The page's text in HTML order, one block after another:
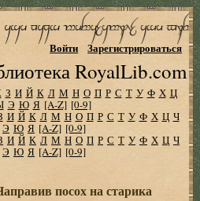
RoyalLib.com
Войти Зарегистрироваться
З И Й К Л М Н О П Р С Т У Ф Х Ц
Э Ю Я [A-Z] [0-9]
И Й К Л М Н О П Р С Т У Ф Х Ц Ч
Э Ю Я [A-Z] [0-9]
И Й К Л М Н О П Р С Т У Ф Х Ц Ч
Э Ю Я [A-Z] [0-9]
посох на старика